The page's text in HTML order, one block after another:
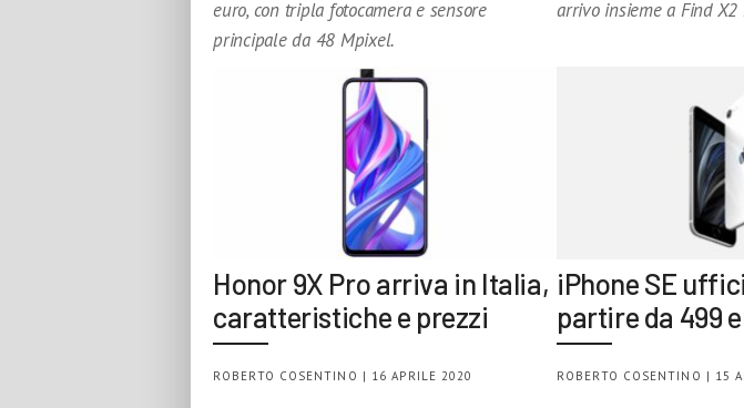
euro, con tripla fotocamera e sensore
principale da 48 Mpixel.
arrivo insieme a Find
Honor 9X Pro arriva in Italia,
caratteristiche e prezzi
ROBERTO COSENTINO | 16 APRILE 2020
iPhone SE
partire da 499
ROBERTO COSENTINO | 15